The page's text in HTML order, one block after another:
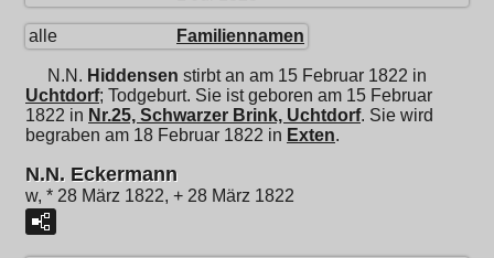
alle Familiennamen
N.N. Hiddensen stirbt an am 15 Februar 1822 in
Uchtdorf; Todgeburt. Sie ist geboren am 15 Februar
1822 in Nr.25, Schwarzer Brink, Uchtdorf. Sie wird
begraben am 18 Februar 1822 in Exten.
N.N. Eckermann
w, * 28 März 1822, + 28 März 1822